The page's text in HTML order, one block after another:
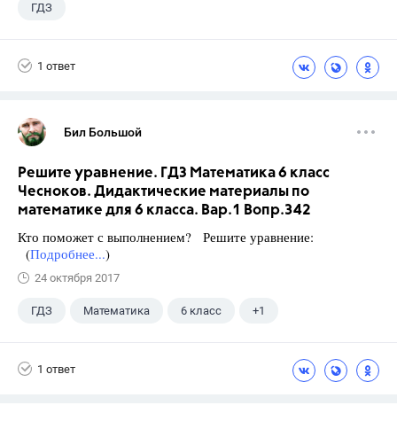
ГДЗ
1 ответ
Бил Большой
Решите уравнение. ГДЗ Математика 6 класс
Чесноков. Дидактические материалы по
математике для 6 класса. Вар.1 Вопр.342
Кто поможет с выполнением? Решите уравнение:
(Подробнее...)
24 октября 2017
ГДЗ Математика 6 класс +1
1 ответ